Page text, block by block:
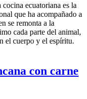
ecuatoriana es la
que ha acompañado a
se remonta a la
cada parte del animal,
el cuerpo y el espíritu.
con carne